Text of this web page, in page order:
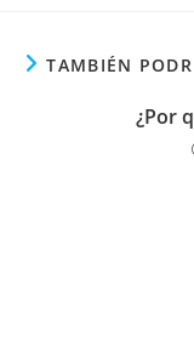
TAMBIÉN
¿Por